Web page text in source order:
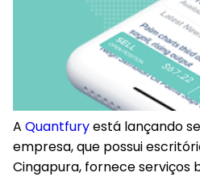
A Quantfuryestá lançando
empresa, que possui
Cingapura, fornece serviços